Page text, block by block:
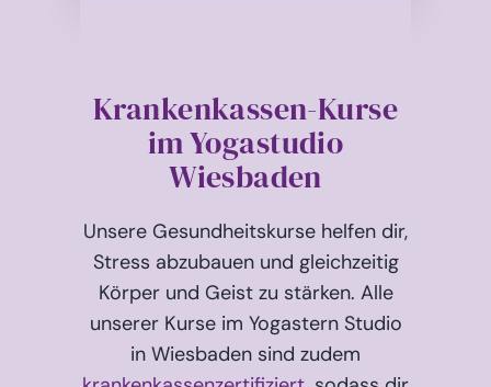
Krankenkassen-Kurse
im Yogastudio
Wiesbaden
Unsere Gesundheitskurse helfen dir,
Stress abzubauen und gleichzeitig
Körper und Geist zu stärken. Alle
unserer Kurse im Yogastern Studio
in Wiesbaden sind zudem